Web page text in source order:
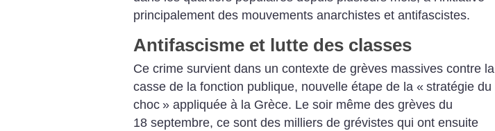
principalement des mouvements anarchistes et antifascistes.
Antifascisme et lutte des classes
Ce crime survient dans un contexte de grèves massives contre la
casse de la fonction publique, nouvelle étape de la « stratégie du
choc » appliquée à la Grèce. Le soir même des grèves du
18 septembre, ce sont des milliers de grévistes qui ont ensuite